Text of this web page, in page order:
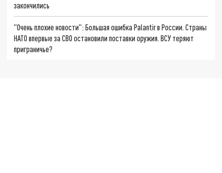
закончились
"Очень плохие новости": Большая ошибка Palantir в России. Страны
НАТО впервые за СВО остановили поставки оружия. ВСУ теряют
приграничье?